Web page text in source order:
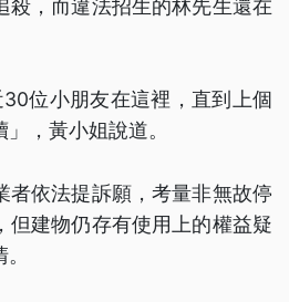
殺，而違法招生的林先生還在
30位小朋友在這裡，直到上個
，黃小姐說道。
者依法提訴願，考量非無故停
但建物仍存有使用上的權益疑